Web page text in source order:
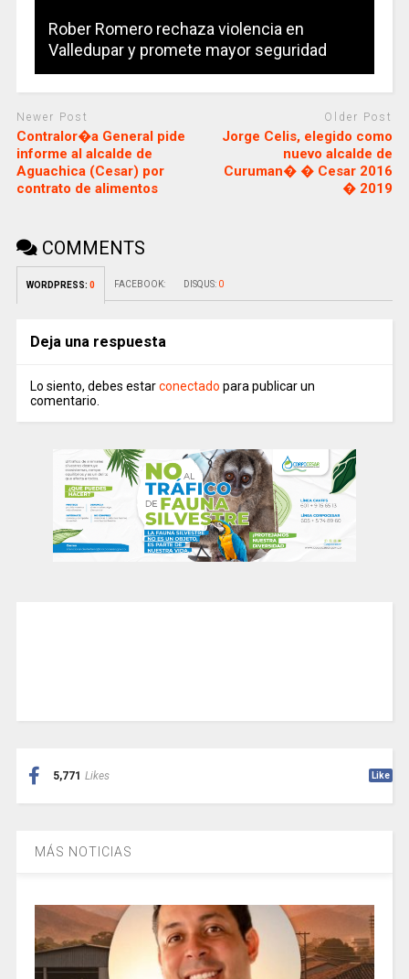
Rober Romero rechaza violencia en
Valledupar y promete mayor seguridad
Newer Post
Contralor�a General pide
informe al alcalde de
Aguachica (Cesar) por
contrato de alimentos
Older Post
Jorge Celis, elegido como
nuevo alcalde de
Curuman� � Cesar 2016
� 2019
COMMENTS
WORDPRESS: 0 FACEBOOK: DISQUS: 0
Deja una respuesta
Lo siento, debes estarconectado para publicar un
comentario.
5,771 Likes Like
MÁS NOTICIAS